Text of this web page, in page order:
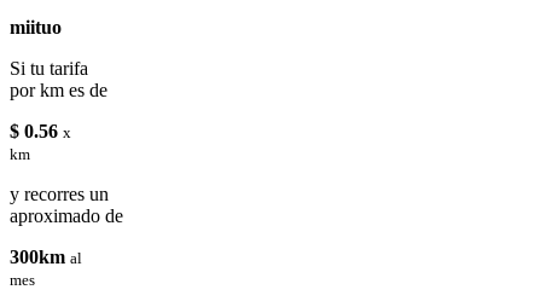
miituo
Si tu tarifa
por km es de
$ 0.56 x
km
y recorres un
aproximado de
300km al
mes